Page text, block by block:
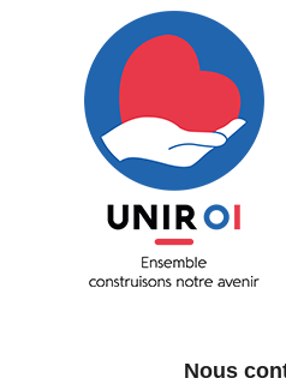
Ensemble construisons notre
Nous